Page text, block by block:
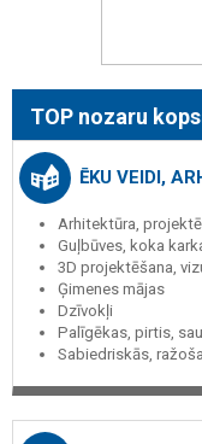
TOP nozaru
ĒKU VEIDI,
Arhitektūra,
Guļbūves, koka
3D projektēšana,
Ģimenes mājas
Dzīvokļi
Palīgēkas, pirtis,
Sabiedriskās,